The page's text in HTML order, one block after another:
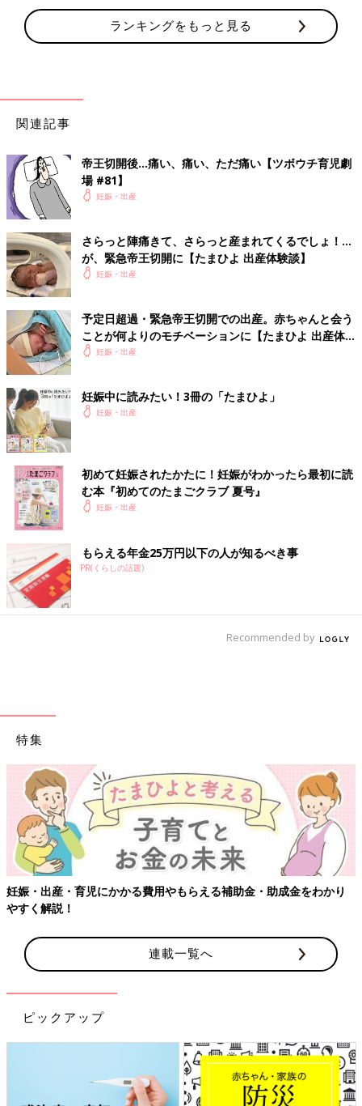
ランキングをもっと見る
関連記事
帝王切開後…痛い、痛い、ただ痛い【ツボウチ育児劇
場 #81】
妊娠・出産
さらっと陣痛きて、さらっと産まれてくるでしょ！…
が、緊急帝王切開に【たまひよ 出産体験談】
妊娠・出産
予定日超過・緊急帝王切開での出産。赤ちゃんと会う
ことが何よりのモチベーションに【たまひよ 出産体
験談】妊娠・出産
妊娠中に読みたい！3冊の「たまひよ」
妊娠・出産
初めて妊娠されたかたに！妊娠がわかったら最初に読
む本『初めてのたまごクラブ 夏号』
妊娠・出産
もらえる年金25万円以下の人が知るべき事
PR(くらしの話題)
Recommended by
特集
【ワクチン接種できるものも】妊婦の感染症対策、知っておいて！
連載一覧へ
ピックアップ